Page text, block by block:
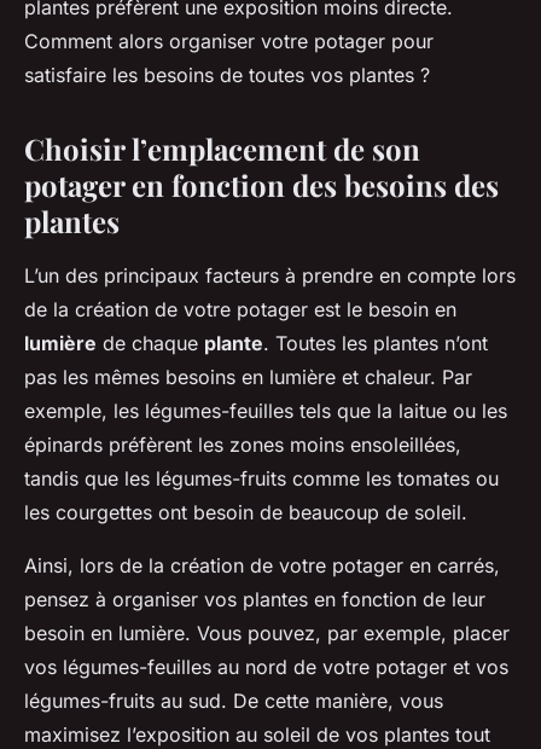
plantes préfèrent une exposition moins directe.
Comment alors organiser votre potager pour
satisfaire les besoins de toutes vos plantes ?
Choisir l’emplacement de son
potager en fonction des besoins des
plantes
L’un des principaux facteurs à prendre en compte lors
de la création de votre potager est le besoin en
lumière de chaque plante. Toutes les plantes n’ont
pas les mêmes besoins en lumière et chaleur. Par
exemple, les légumes-feuilles tels que la laitue ou les
épinards préfèrent les zones moins ensoleillées,
tandis que les légumes-fruits comme les tomates ou
les courgettes ont besoin de beaucoup de soleil.
Ainsi, lors de la création de votre potager en carrés,
pensez à organiser vos plantes en fonction de leur
besoin en lumière. Vous pouvez, par exemple, placer
vos légumes-feuilles au nord de votre potager et vos
légumes-fruits au sud. De cette manière, vous
maximisez l’exposition au soleil de vos plantes tout